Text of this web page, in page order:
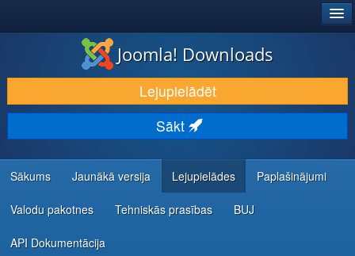
LEJUPIELĀDĒT UN PAPLAŠINĀT
ATKLĀJ UN IEMĀCIES
KOPIENA UN ATBALSTS
IZSTRĀDĀTĀJU RESURSI
Joomla! Downloads
Lejupielādēt
Sākt
Sākums Jaunākā versija Lejupielādes Paplašinājumi
Valodu pakotnes Tehniskās prasības BUJ
API Dokumentācija